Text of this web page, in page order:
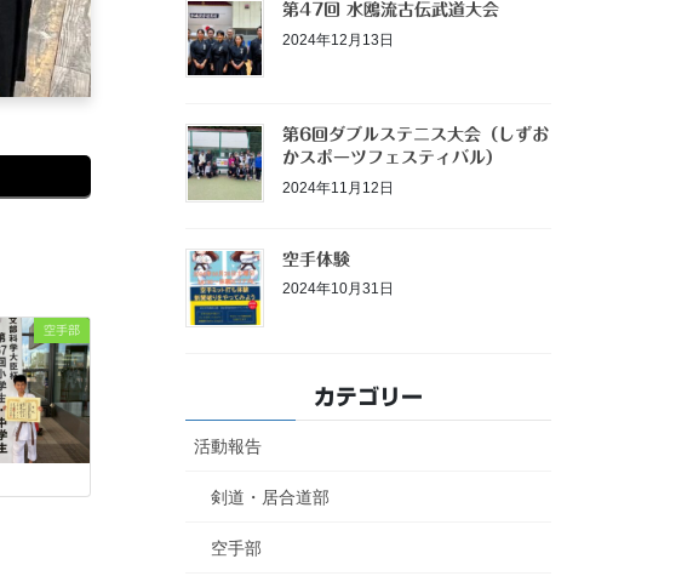
空手部
第47回 水鴎流古伝武道大会
2024年12月13日
第6回ダブルステニス大会（しずお
かスポーツフェスティバル）
2024年11月12日
空手体験
2024年10月31日
カテゴリー
活動報告
剣道・居合道部
空手部